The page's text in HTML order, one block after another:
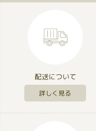
配送について
詳しく見る